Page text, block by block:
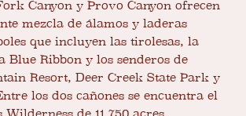
Canyon y Provo Canyon ofrecen
mezcla de álamos y laderas
que incluyen las tirolesas, la
Blue Ribbon y los senderos de
Resort, Deer Creek State Park y
los dos cañones se encuentra el